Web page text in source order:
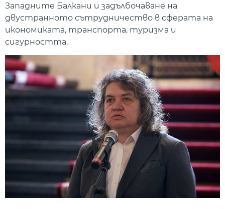
Западните Балкани и задълбочаване на
двустранното сътрудничество в сферата на
икономиката, транспорта, туризма и
сигурността.